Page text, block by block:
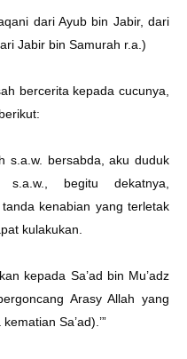
dari Ayub bin Jabir, dari
Jabir bin Samurah r.a.)
bercerita kepada cucunya,
s.a.w. bersabda, aku duduk
s.a.w., begitu dekatnya,
kenabian yang terletak
kulakukan.
kepada Sa’ad bin Mu’adz
Arasy Allah yang
Sa’ad).’”